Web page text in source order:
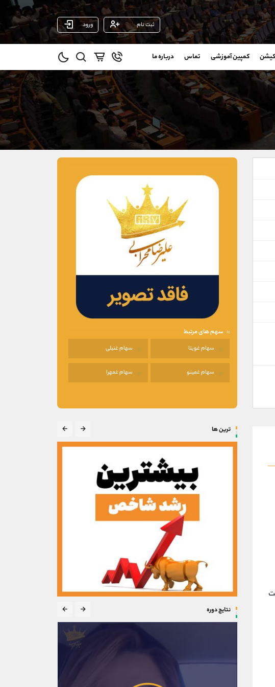
ثبت نام ورود
کمپین آموزشی تماس درباره ما
سهم های مرتبط
سهام غویتا سهام غنیلی
سهام غمینو سهام غمهرا
و در سال 1380 شرکت
ترین ها
نتایج دوره
شروع گفتگو
104
(ایمان پوراسماعیلی)
09927779040
واتساپ شروع گفتگو
تلگرام @Armteam_admin_por
021-22021030
90001030
@alirezamehrabi_com
@alirezamehrabi_official